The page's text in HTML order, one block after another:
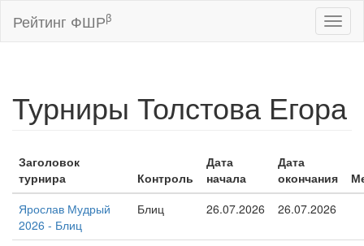
Рейтинг ФШРβ
Турниры Толстова Егора
Заголовок
турнира
Контроль
Дата
начала
Дата
окончания
Ярослав Мудрый
2026 - Блиц
Блиц 26.07.2026 26.07.2026